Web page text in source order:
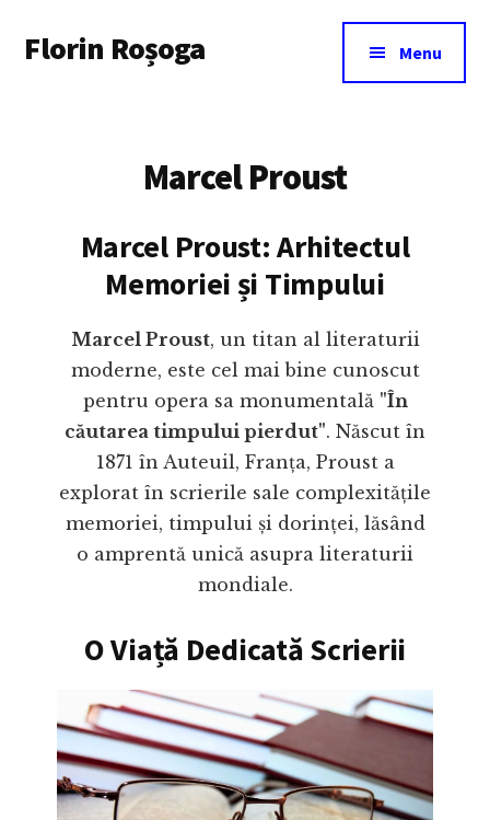
main
menu
Florin Roșoga Menu
Marcel Proust
Marcel Proust: Arhitectul
Memoriei și Timpului
Marcel Proust, un titan al literaturii
moderne, este cel mai bine cunoscut
pentru opera sa monumentală "În
căutarea timpului pierdut". Născut în
1871 în Auteuil, Franța, Proust a
explorat în scrierile sale complexitățile
memoriei, timpului și dorinței, lăsând
o amprentă unică asupra literaturii
mondiale.
O Viață Dedicată Scrierii